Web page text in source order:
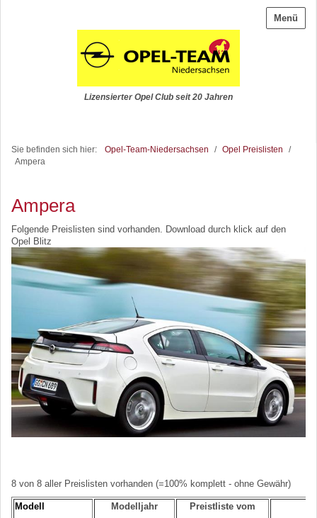
Menü
Lizensierter Opel Club seit 20 Jahren
Sie befinden sich hier: Opel-Team-Niedersachsen / Opel Preislisten
/
Ampera
Ampera
Folgende Preislisten sind vorhanden. Download durch klick auf den
Opel Blitz
8 von 8 aller Preislisten vorhanden (=100% komplett - ohne Gewähr)
Modell Modelljahr Preistliste vom